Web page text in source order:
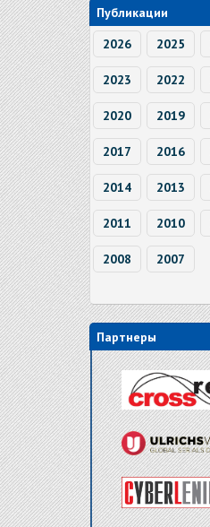
Публикации
2026
2025
2023 2022
2020 2019
2017 2016
2014 2013
2011 2010
2008 2007
Партнеры